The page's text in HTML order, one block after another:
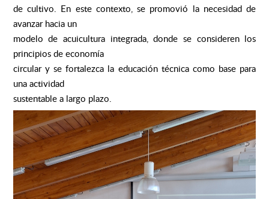
de cultivo. En este contexto, se promovió la necesidad de
avanzar hacia un
modelo de acuicultura integrada, donde se consideren los
principios de economía
circular y se fortalezca la educación técnica como base para
una actividad
sustentable a largo plazo.